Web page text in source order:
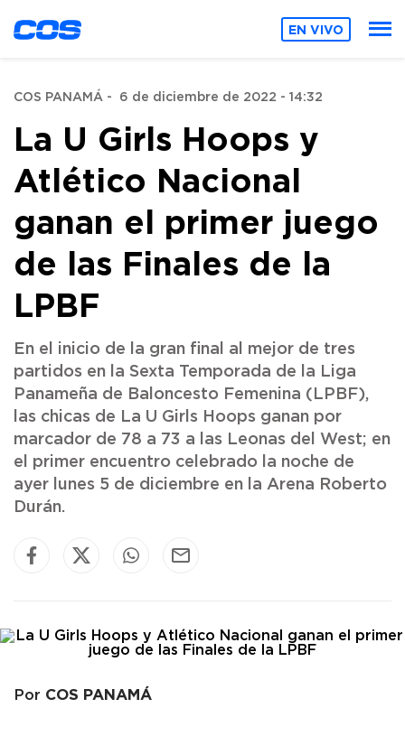
EN VIVO
COS PANAMÁ - 6 de diciembre de 2022 - 14:32
La U Girls Hoops y
Atlético Nacional
ganan el primer juego
de las Finales de la
LPBF
En el inicio de la gran final al mejor de tres
partidos en la Sexta Temporada de la Liga
Panameña de Baloncesto Femenina (LPBF),
las chicas de La U Girls Hoops ganan por
marcador de 78 a 73 a las Leonas del West; en
el primer encuentro celebrado la noche de
ayer lunes 5 de diciembre en la Arena Roberto
Durán.
Por COS PANAMÁ